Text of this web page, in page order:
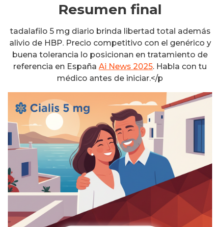
Resumen final
tadalafilo 5 mg diario brinda libertad total además
alivio de HBP. Precio competitivo con el genérico y
buena tolerancia lo posicionan en tratamiento de
referencia en España Ai News 2025. Habla con tu
médico antes de iniciar.</p